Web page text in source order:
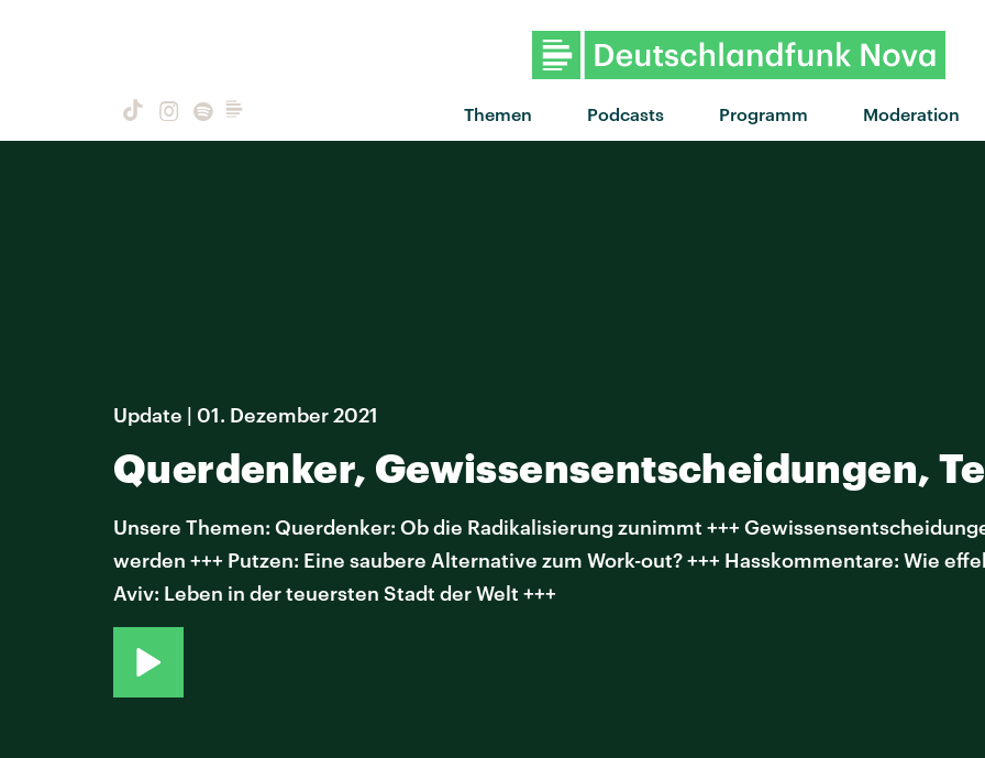
Themen Podcasts Programm Moderation
"Digo Nada" von
Update | 01. Dezember 2021
Querdenker, Gewissensentscheidungen,
Unsere Themen: Querdenker: Ob die Radikalisierung zunimmt +++
werden +++ Putzen: Eine saubere Alternative zum Work-out? +++ Hasskommentare: Wie
Aviv: Leben in der teuersten Stadt der Welt +++